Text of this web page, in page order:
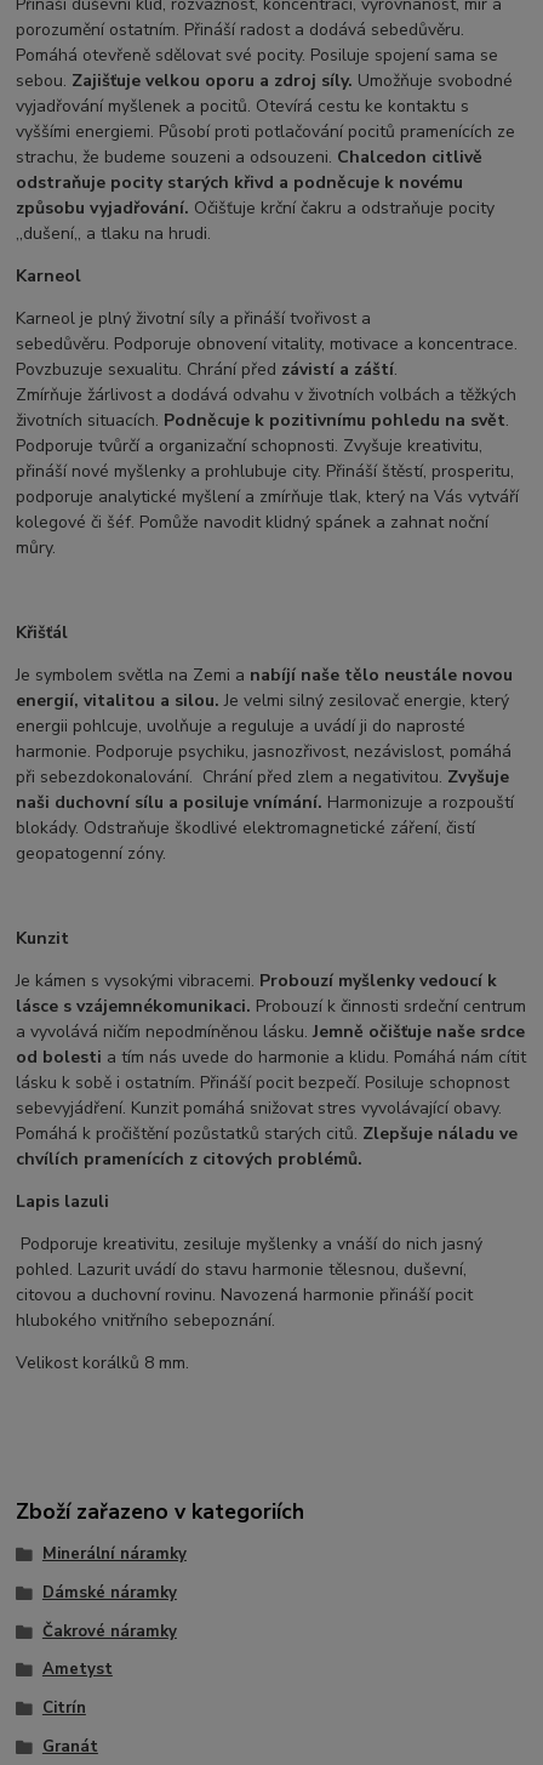
Přináší duševní klid, rozvážnost, koncentraci, vyrovnanost, mír a
porozumění ostatním. Přináší radost a dodává sebedůvěru.
Pomáhá otevřeně sdělovat své pocity. Posiluje spojení sama se
sebou. Zajišťuje velkou oporu a zdroj síly. Umožňuje svobodné
vyjadřování myšlenek a pocitů. Otevírá cestu ke kontaktu s
vyššími energiemi. Působí proti potlačování pocitů pramenících ze
strachu, že budeme souzeni a odsouzeni. Chalcedon citlivě
odstraňuje pocity starých křivd a podněcuje k novému
způsobu vyjadřování. Očišťuje krční čakru a odstraňuje pocity
,,dušení,, a tlaku na hrudi.
Karneol
Karneol je plný životní síly a přináší tvořivost a
sebedůvěru. Podporuje obnovení vitality, motivace a koncentrace.
Povzbuzuje sexualitu. Chrání před závistí a záští.
Zmírňuje žárlivost a dodává odvahu v životních volbách a těžkých
životních situacích. Podněcuje k pozitivnímu pohledu na svět.
Podporuje tvůrčí a organizační schopnosti. Zvyšuje kreativitu,
přináší nové myšlenky a prohlubuje city. Přináší štěstí, prosperitu,
podporuje analytické myšlení a zmírňuje tlak, který na Vás vytváří
kolegové či šéf. Pomůže navodit klidný spánek a zahnat noční
můry.
Křišťál
Je symbolem světla na Zemi a nabíjí naše tělo neustále novou
energií, vitalitou a silou.Je velmi silný zesilovač energie, který
energii pohlcuje, uvolňuje a reguluje a uvádí ji do naprosté
harmonie. Podporuje psychiku, jasnozřivost, nezávislost, pomáhá
při sebezdokonalování. Chrání před zlem a negativitou. Zvyšuje
naši duchovní sílu a posiluje vnímání. Harmonizuje a rozpouští
blokády. Odstraňuje škodlivé elektromagnetické záření, čistí
geopatogenní zóny.
Kunzit
Je kámen s vysokými vibracemi. Probouzí myšlenky vedoucí k
lásce s vzájemnékomunikaci. Probouzí k činnosti srdeční centrum
a vyvolává ničím nepodmíněnou lásku.Jemně očišťuje naše srdce
od bolesti a tím nás uvede do harmonie a klidu. Pomáhá nám cítit
lásku k sobě i ostatním. Přináší pocit bezpečí. Posiluje schopnost
sebevyjádření. Kunzit pomáhá snižovat stres vyvolávající obavy.
Pomáhá k pročištění pozůstatků starých citů. Zlepšuje náladu ve
chvílích pramenících z citových problémů.
Lapis lazuli
Podporuje kreativitu, zesiluje myšlenky a vnáší do nich jasný
pohled. Lazurit uvádí do stavu harmonie tělesnou, duševní,
citovou a duchovní rovinu. Navozená harmonie přináší pocit
hlubokého vnitřního sebepoznání.
Velikost korálků 8 mm.
Zboží zařazeno v kategoriích
Minerální náramky
Dámské náramky
Čakrové náramky
Ametyst
Citrín
Granát